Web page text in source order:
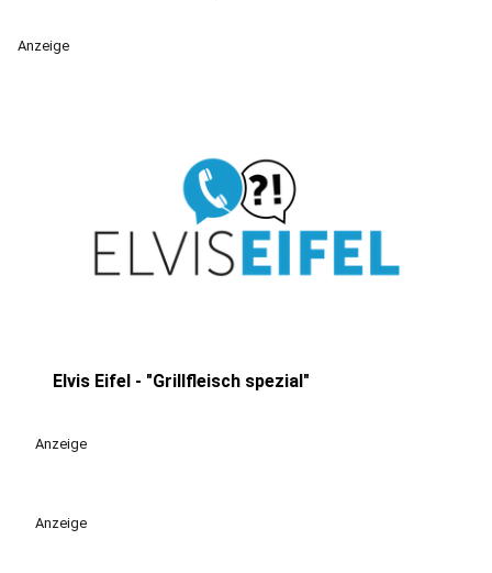
Anzeige
Elvis Eifel - "Grillfleisch spezial"
Anzeige
Anzeige